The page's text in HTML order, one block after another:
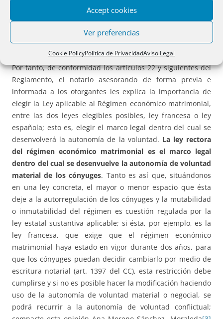
Accept cookies
Ver preferencias
Cookie PolicyPolítica de PrivacidadAviso Legal
extensivo ámbito material de aplicación: “El ámbito de
aplicación del presente Reglamento debe incluir todos los
aspectos de Derecho civil de los regímenes económicos
matrimoniales…”.
Por tanto, de conformidad los artículos 22 y siguientes del
Reglamento, el notario asesorando de forma previa e
informada a los otorgantes les explica la importancia de
elegir la Ley aplicable al Régimen económico matrimonial,
entre las dos leyes elegibles posibles, ley francesa o ley
española; esto es, elegir el marco legal dentro del cual se
desenvolverá la autonomía de la voluntad. La ley rectora
del régimen económico matrimonial es el marco legal
dentro del cual se desenvuelve la autonomía de voluntad
material de los cónyuges. Tanto es así que, situándonos
en una ley concreta, el mayor o menor espacio que ésta
deje a la autorregulación de los cónyuges y la mutabilidad
o inmutabilidad del régimen es cuestión regulada por la
ley estatal sustantiva aplicable; si ésta, por ejemplo, es la
ley francesa, que exige que el régimen económico
matrimonial haya estado en vigor durante dos años, para
que los cónyuges puedan decidir cambiarlo por medio de
escritura notarial (art. 1397 del CC), esta restricción debe
cumplirse y si no es posible hacer la modificación haciendo
uso de la autonomía de voluntad material o negocial, se
podrá recurrir a la autonomía de voluntad conflictual;